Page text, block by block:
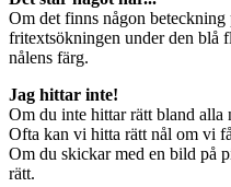
Om det finns någon
fritextsökningen under den blå
nålens färg.
Jag hittar inte!
Om du inte hittar rätt bland alla
Ofta kan vi hitta rätt nål om vi
Om du skickar med en bild på
rätt.